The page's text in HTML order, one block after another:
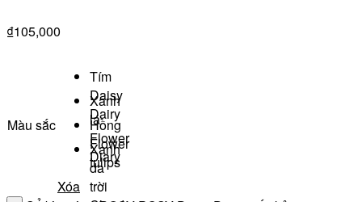
₫105,000
Màu sắc
Tím
Daisy
Dairy
Xanh
lá
Flower
Diary
Hồng
Flower
tulips
Xanh
da
trời
Xóa